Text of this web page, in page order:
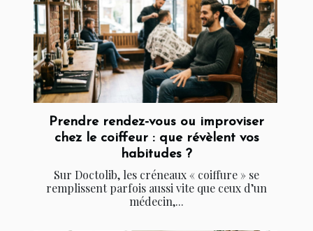
Prendre rendez-vous ou improviser
chez le coiffeur : que révèlent vos
habitudes ?
Sur Doctolib, les créneaux « coiffure » se
remplissent parfois aussi vite que ceux d’un
médecin,...